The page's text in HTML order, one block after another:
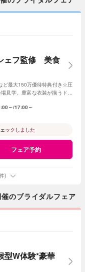
ェフ監修 美食
ど最大150万優待特典付き☆圧
見学、豊富な衣装が揃うドレ
～ 17:00～
ックしました
フェア予約
)
のブライダルフェア
型W体験*豪華